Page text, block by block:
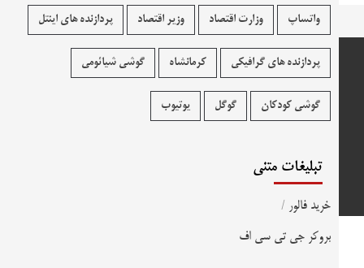
واتساپ وزارت اقتصاد وزیر اقتصاد پردازنده های اینتل
پردازنده های گرافیکی کرمانشاه گوشی شیائومی
گوشی کودکان گوگل یوتیوب
تبلیغات متنی
خرید فالور /
بروکر جی تی سی اف